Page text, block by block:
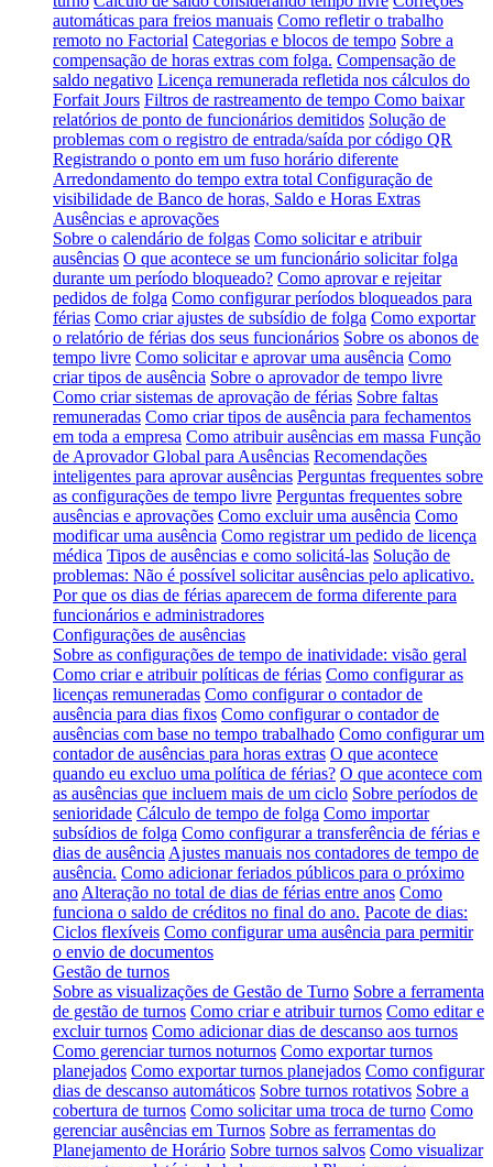
automáticas para freios manuais Como refletir o trabalho
remoto no Factorial Categorias e blocos de tempo Sobre a
compensação de horas extras com folga. Compensação de
saldo negativo Licença remunerada refletida nos cálculos do
Forfait Jours Filtros de rastreamento de tempo Como baixar
relatórios de ponto de funcionários demitidos Solução de
problemas com o registro de entrada/saída por código QR
Registrando o ponto em um fuso horário diferente
Arredondamento do tempo extra total Configuração de
visibilidade de Banco de horas, Saldo e Horas Extras
Ausências e aprovações
Sobre o calendário de folgas Como solicitar e atribuir
ausências O que acontece se um funcionário solicitar folga
durante um período bloqueado? Como aprovar e rejeitar
pedidos de folga Como configurar períodos bloqueados para
férias Como criar ajustes de subsídio de folga Como exportar
o relatório de férias dos seus funcionários Sobre os abonos de
tempo livre Como solicitar e aprovar uma ausência Como
criar tipos de ausência Sobre o aprovador de tempo livre
Como criar sistemas de aprovação de férias Sobre faltas
remuneradas Como criar tipos de ausência para fechamentos
em toda a empresa Como atribuir ausências em massa Função
de Aprovador Global para Ausências Recomendações
inteligentes para aprovar ausências Perguntas frequentes sobre
as configurações de tempo livre Perguntas frequentes sobre
ausências e aprovações Como excluir uma ausência Como
modificar uma ausência Como registrar um pedido de licença
médica Tipos de ausências e como solicitá-las Solução de
problemas: Não é possível solicitar ausências pelo aplicativo.
Por que os dias de férias aparecem de forma diferente para
funcionários e administradores
Configurações de ausências
Sobre as configurações de tempo de inatividade: visão geral
Como criar e atribuir políticas de férias Como configurar as
licenças remuneradas Como configurar o contador de
ausência para dias fixos Como configurar o contador de
ausências com base no tempo trabalhado Como configurar um
contador de ausências para horas extras O que acontece
quando eu excluo uma política de férias? O que acontece com
as ausências que incluem mais de um ciclo Sobre períodos de
senioridade Cálculo de tempo de folga Como importar
subsídios de folga Como configurar a transferência de férias e
dias de ausência Ajustes manuais nos contadores de tempo de
ausência. Como adicionar feriados públicos para o próximo
ano Alteração no total de dias de férias entre anos Como
funciona o saldo de créditos no final do ano. Pacote de dias:
Ciclos flexíveis Como configurar uma ausência para permitir
o envio de documentos
Gestão de turnos
Sobre as visualizações de Gestão de Turno Sobre a ferramenta
de gestão de turnos Como criar e atribuir turnos Como editar e
excluir turnos Como adicionar dias de descanso aos turnos
Como gerenciar turnos noturnos Como exportar turnos
planejados Como exportar turnos planejados Como configurar
dias de descanso automáticos Sobre turnos rotativos Sobre a
cobertura de turnos Como solicitar uma troca de turno Como
gerenciar ausências em Turnos Sobre as ferramentas do
Planejamento de Horário Sobre turnos salvos Como visualizar